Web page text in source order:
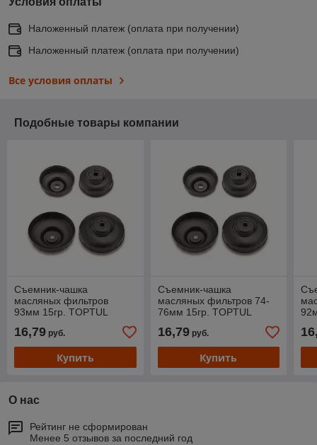
Наложенный платеж (оплата при получении)
Наложенный платеж (оплата при получении)
Все условия оплаты
Подобные товары компании
Съемник-чашка
масляных фильтров
93мм 15гр. TOPTUL
16,79 руб.
Купить
Съемник-чашка
масляных фильтров 74-
76мм 15гр. TOPTUL
16,79руб.
Купить
О нас
Рейтинг не сформирован
Менее 5 отзывов за последний год